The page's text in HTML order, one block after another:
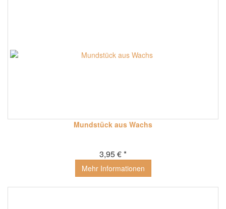
Mundstück aus Wachs
3,95 € *
Mehr Informationen